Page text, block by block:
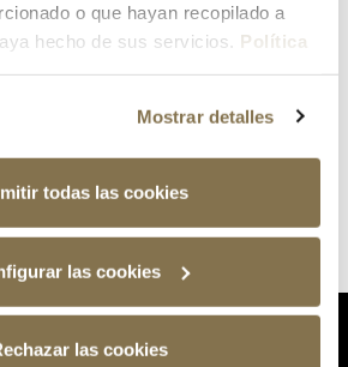
o que hayan recopilado a
hecho de sus servicios. Política
Mostrar detalles
todas las cookies
las cookies
las cookies